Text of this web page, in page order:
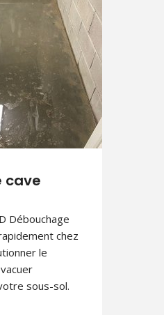
cave
Débouchage
chez
le
sous-sol.